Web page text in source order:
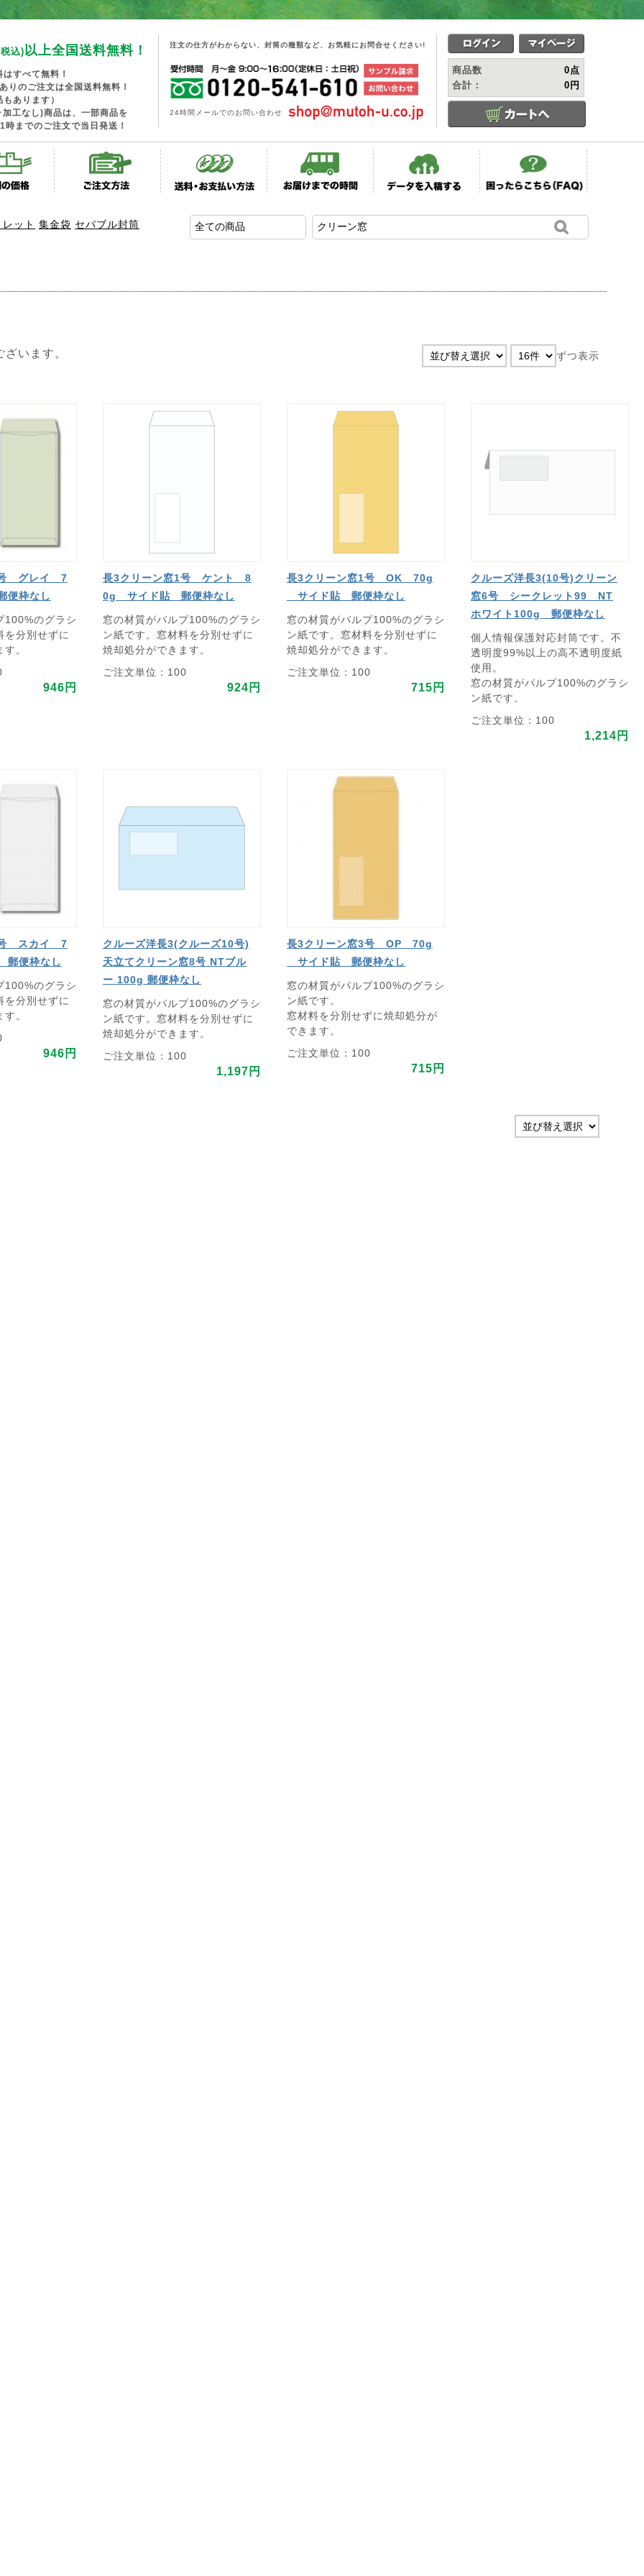
込)以上全国送料無料！
すべて無料！
りのご注文は全国送料無料！
あります）
工なし)商品は、一部商品を
までのご注文で当日発送！
注文の仕方がわからない、封筒の種類など、お気軽にお問合せください!
24時間メールでのお問い合わせ
商品数
0点
合計：
0円
ット 集金袋 セパブル封筒
います。 ずつ表示
号 グレイ 7
枠なし
100%のグラシ
を分別せずに
。
946円
長3クリーン窓1号 ケント 8
0g サイド貼 郵便枠なし
窓の材質がパルプ100%のグラシ
ン紙です。窓材料を分別せずに
焼却処分ができます。
ご注文単位：100
924円
長3クリーン窓1号 OK 70g
サイド貼 郵便枠なし
窓の材質がパルプ100%のグラシ
ン紙です。窓材料を分別せずに
焼却処分ができます。
ご注文単位：100
715円
クルーズ洋長3(10号)クリーン
窓6号 シークレット99 NT
ホワイト100g 郵便枠なし
個人情報保護対応封筒です。不
透明度99%以上の高不透明度紙
使用。
窓の材質がパルプ100%のグラシ
ン紙です。
ご注文単位：100
1,214円
号 スカイ 7
便枠なし
100%のグラシ
を分別せずに
。
946円
クルーズ洋長3(クルーズ10号)
天立てクリーン窓8号 NTブル
ー 100g 郵便枠なし
窓の材質がパルプ100%のグラシ
ン紙です。窓材料を分別せずに
焼却処分ができます。
ご注文単位：100
1,197円
長3クリーン窓3号 OP 70g
サイド貼 郵便枠なし
窓の材質がパルプ100%のグラシ
ン紙です。
窓材料を分別せずに焼却処分が
できます。
ご注文単位：100
715円